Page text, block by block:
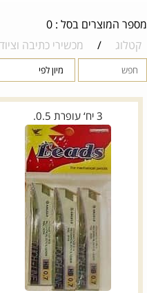
מספר המוצרים בסל : 0
קטלוג
/ מכשירי כתיבה וציוד
3 יח‘ עופרת 0.5.